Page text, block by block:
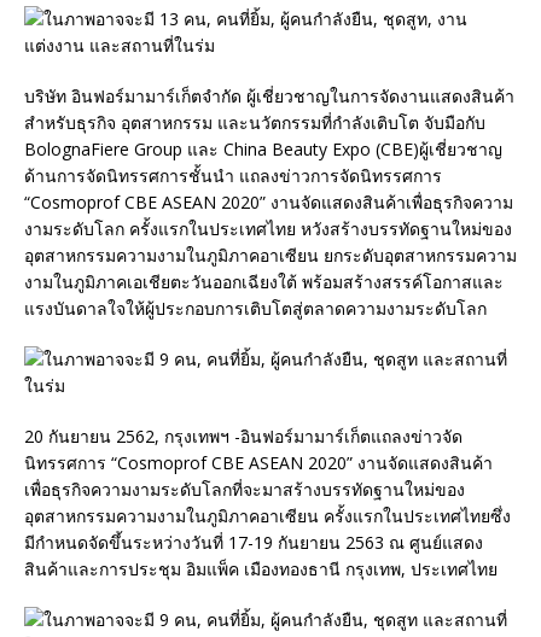
บริษัท อินฟอร์มามาร์เก็ตจำกัด ผู้เชี่ยวชาญในการจัดงานแสดงสินค้า
สำหรับธุรกิจ อุตสาหกรรม และนวัตกรรมที่กำลังเติบโต จับมือกับ
BolognaFiere Group และ China Beauty Expo (CBE)ผู้เชี่ยวชาญ
ด้านการจัดนิทรรศการชั้นนำ แถลงข่าวการจัดนิทรรศการ
“Cosmoprof CBE ASEAN 2020” งานจัดแสดงสินค้าเพื่อธุรกิจความ
งามระดับโลก ครั้งแรกในประเทศไทย หวังสร้างบรรทัดฐานใหม่ของ
อุตสาหกรรมความงามในภูมิภาคอาเซียน ยกระดับอุตสาหกรรมความ
งามในภูมิภาคเอเชียตะวันออกเฉียงใต้ พร้อมสร้างสรรค์โอกาสและ
แรงบันดาลใจให้ผู้ประกอบการเติบโตสู่ตลาดความงามระดับโลก
20 กันยายน 2562, กรุงเทพฯ -อินฟอร์มามาร์เก็ตแถลงข่าวจัด
นิทรรศการ “Cosmoprof CBE ASEAN 2020” งานจัดแสดงสินค้า
เพื่อธุรกิจความงามระดับโลกที่จะมาสร้างบรรทัดฐานใหม่ของ
อุตสาหกรรมความงามในภูมิภาคอาเซียน ครั้งแรกในประเทศไทยซึ่ง
มีกำหนดจัดขึ้นระหว่างวันที่ 17-19 กันยายน 2563 ณ ศูนย์แสดง
สินค้าและการประชุม อิมแพ็ค เมืองทองธานี กรุงเทพ, ประเทศไทย